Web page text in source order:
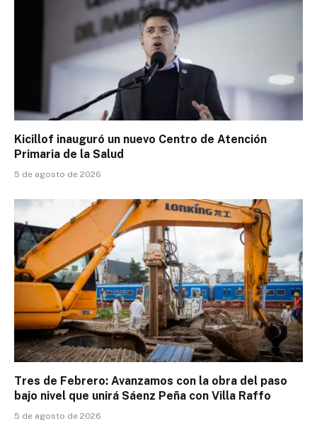
Kicillof inauguró un nuevo Centro de Atención
Primaria de la Salud
5 de agosto de 2026
Tres de Febrero: Avanzamos con la obra del paso
bajo nivel que unirá Sáenz Peña con Villa Raffo
5 de agosto de 2026